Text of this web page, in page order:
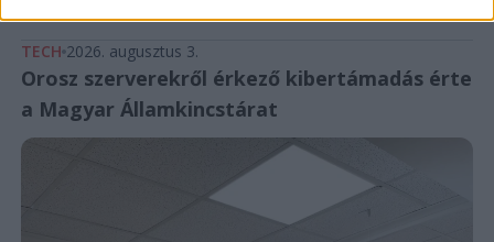
TECH 2026. augusztus 3.
Orosz szerverekről érkező kibertámadás érte
a Magyar Államkincstárat